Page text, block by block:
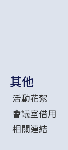
其他
活動花絮
會議室借用
相關連結